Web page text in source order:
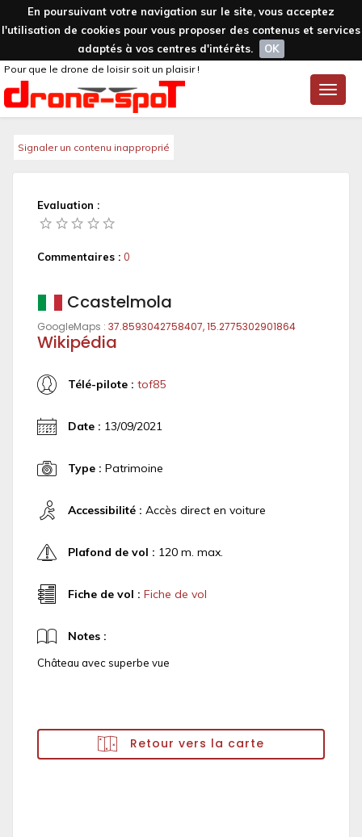
En poursuivant votre navigation sur le site, vous acceptez
l'utilisation de cookies pour vous proposer des contenus et services
adaptés à vos centres d'intérêts.
OK
Toggle
Pour que le drone de loisir soit un plaisir !
Signaler un contenu inapproprié
Evaluation :
Commentaires : 0
Ccastelmola
GoogleMaps : 37.8593042758407, 15.2775302901864
Wikipédia
Télé-pilote : tof85
Date : 13/09/2021
Type : Patrimoine
Accessibilité : Accès direct en voiture
Plafond de vol : 120 m. max.
Fiche de vol : Fiche de vol
Notes :
Château avec superbe vue
Retour vers la carte